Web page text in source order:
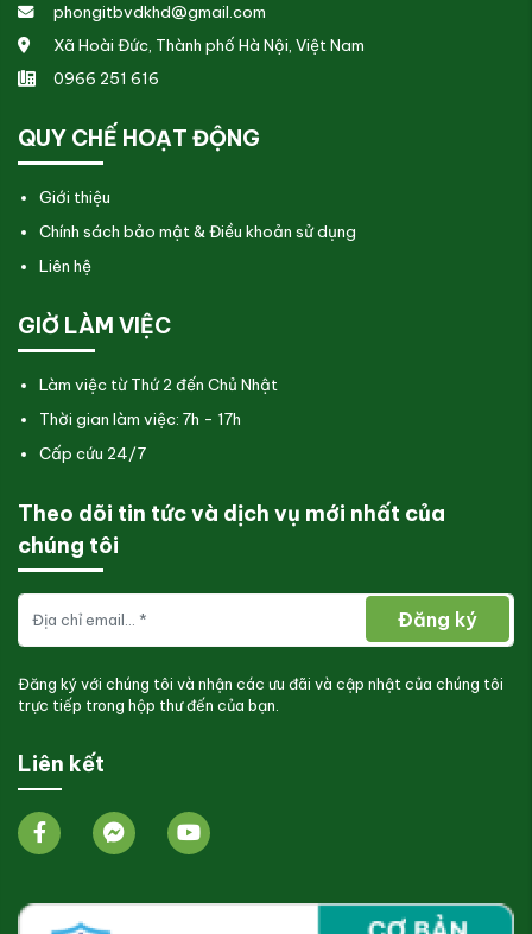
phongitbvdkhd@gmail.com
Xã Hoài Đức, Thành phố Hà Nội, Việt Nam
0966 251 616
QUY CHẾ HOẠT ĐỘNG
Giới thiệu
Chính sách bảo mật & Điều khoản sử dụng
Liên hệ
GIỜ LÀM VIỆC
Làm việc từ Thứ 2 đến Chủ Nhật
Thời gian làm việc: 7h - 17h
Cấp cứu 24/7
Theo dõi tin tức và dịch vụ mới nhất của
chúng tôi
Đăng ký
Đăng ký với chúng tôi và nhận các ưu đãi và cập nhật của chúng tôi
trực tiếp trong hộp thư đến của bạn.
Liên kết